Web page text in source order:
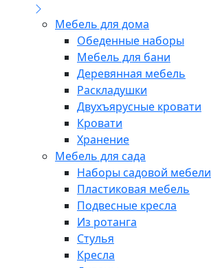
Мебель для дома
Обеденные наборы
Мебель для бани
Деревянная мебель
Раскладушки
Двухъярусные кровати
Кровати
Хранение
Мебель для сада
Наборы садовой мебели
Пластиковая мебель
Подвесные кресла
Из ротанга
Стулья
Кресла